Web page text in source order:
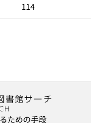
114
ための手段